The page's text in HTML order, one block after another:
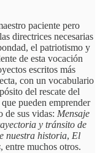
paciente pero
directrices necesarias
el patriotismo y
de esta vocación
escritos más
con un vocabulario
del rescate del
pueden emprender
de sus vidas: Mensaje
y tránsito de
nuestra historia, El
, entre muchos otros.